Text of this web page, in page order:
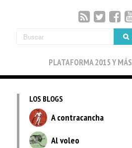
PLATAFORMA 2015 Y MÁS
LOS BLOGS
A contracancha
Al voleo